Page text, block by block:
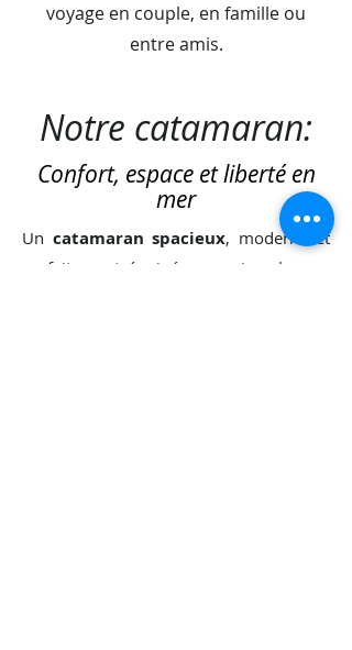
voyage en couple, en famille ou
entre amis.
Notre catamaran:
Confort, espace et liberté en
mer
Un catamaran spacieux, moderne et
parfaitement équipé pour vivre la mer